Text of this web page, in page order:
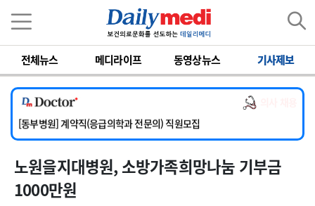
전체뉴스 메디라이프 동영상뉴스 기사제보
[서울아산병원] 2026년 하반기 인턴 모집
[영남대학교의료원] 마취통증의학과 임기제 임상의사 채용
[충남대학교병원] 소아청소년과(소아응급전담) 계약직 의사 공개채용
[동부병원] 계약직(응급의학과 전문의) 직원모집
[이대목동병원] 하반기 전공의(레지던트1년차) 모집
[서울아산병원] 2026년 하반기 인턴 모집
[영남대학교의료원] 마취통증의학과 임기제 임상의사 채용
노원을지대병원, 소방가족희망나눔 기부금
1000만원